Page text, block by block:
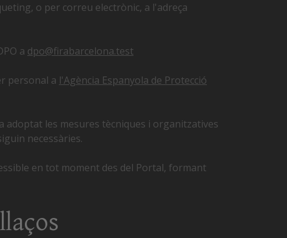
o per correu electrònic, a l'adreça
a dpo@firabarcelona.test
personal a l'Agència Espanyola de Protecció
adoptat les mesures tècniques i organitzatives
necessàries.
en tot moment des del Portal, formant